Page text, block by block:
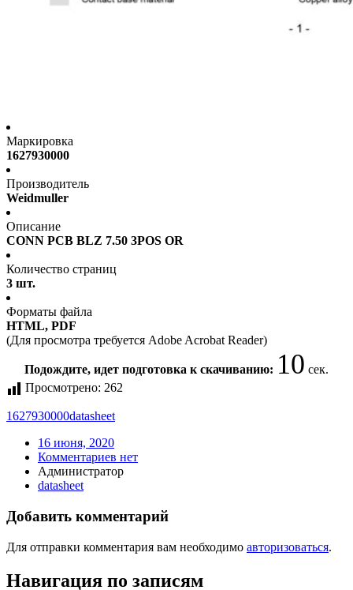
Маркировка
1627930000
Производитель
Weidmuller
Описание
CONN PCB BLZ 7.50 3POS OR
Количество страниц
3 шт.
Форматы файла
HTML, PDF
(Для просмотра требуется Adobe Acrobat Reader)
Подождите, идет подготовка к скачиванию: 10 сек.
Просмотрено: 262
1627930000datasheet
16 июня, 2020
Комментариев нет
Администратор
datasheet
Добавить комментарий
Для отправки комментария вам необходимо авторизоваться.
Навигация по записям